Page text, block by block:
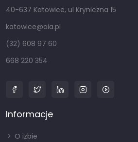
40-637 Katowice, ul Kryniczna 15
katowice@oia.pl
(32) 608 97 60
668 220 354
Informacje
O izbie